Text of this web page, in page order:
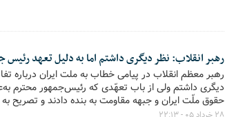
رهبر انقلاب: نظر دیگری داشتم اما به دلیل تعهد
رهبر معظم انقلاب در پیامی خطاب به ملت ایران درباره
دیگری داشتم ولی از باب تعهّدی که رئیس‌جمهور محترم
حقوق ملّت ایران و جبهه مقاومت به بنده دادند و تصریح